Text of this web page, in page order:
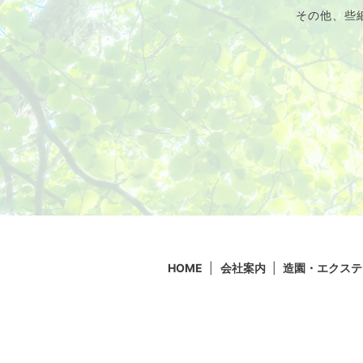
その他、些
HOME 会社案内 造園・エクス